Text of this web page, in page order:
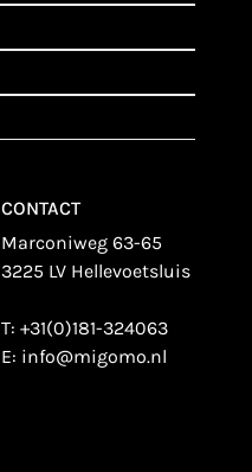
CONTACT
Marconiweg 63-65
3225 LV Hellevoetsluis
T: +31(0)181-324063
E: info@migomo.nl